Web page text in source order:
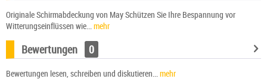
Originale Schirmabdeckung von May Schützen Sie Ihre Bespannung vor
Witterungseinflüssen wie...
mehr
Bewertungen 0
Bewertungen lesen, schreiben und diskutieren... mehr